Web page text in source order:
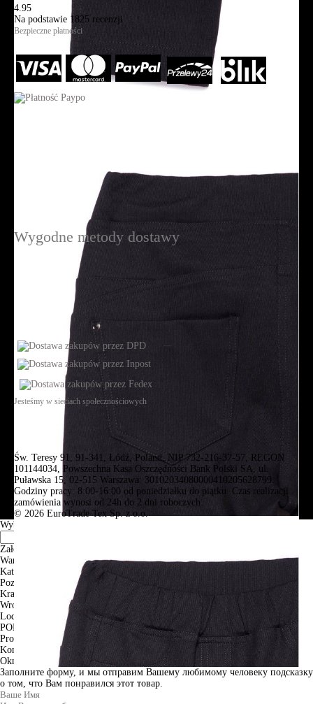
4.95
Na podstawie 1825 recenzji
Bezpieczne płatności
Wygodne metody dostawy
Jesteśmy w sieciach społecznościowych
Św. Teresy 91, 91-341, Łódź, Poland, NIP 732-216-37-57, REGON
101144034, Powszechna Kasa Oszczędności Bank Polski SA, ul.
Puławska 15, 02-515 Warszawa: 30102034080000410205628799.
Godziny pracy: 8:00-16:00 od poniedziałku do piątku. Czas realizacji
zamówienia wynosi od 24h do 2 dni roboczych.
© 2026 EuroTrade Tex Sp. z o.o.
Wybierz miasta
Założenia
Warszawa
Katowice
Poznan
Krakow
Wroclaw
Lodz
PODGLĄD
Produkt w koszyku
Kontynuuj zakupy
ZAMÓWIENIE
Okno informacyjne
Заполните форму, и мы отправим Вашему любимому человеку подсказку
о том, что Вам понравился этот товар.